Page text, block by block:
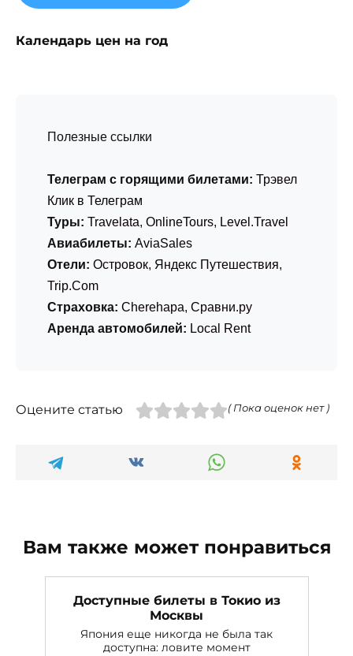
Календарь цен на год
Полезные ссылки
Телеграм с горящими билетами: Трэвел
Клик в Телеграм
Туры: Travelata, OnlineTours, Level.Travel
Авиабилеты: AviaSales
Отели: Островок, Яндекс Путешествия,
Trip.Com
Страховка: Cherehapa, Сравни.ру
Аренда автомобилей: Local Rent
Оцените статью ( Пока оценок нет )
Вам также может понравиться
Доступные билеты в Токио из
Москвы
Япония еще никогда не была так
доступна: ловите момент